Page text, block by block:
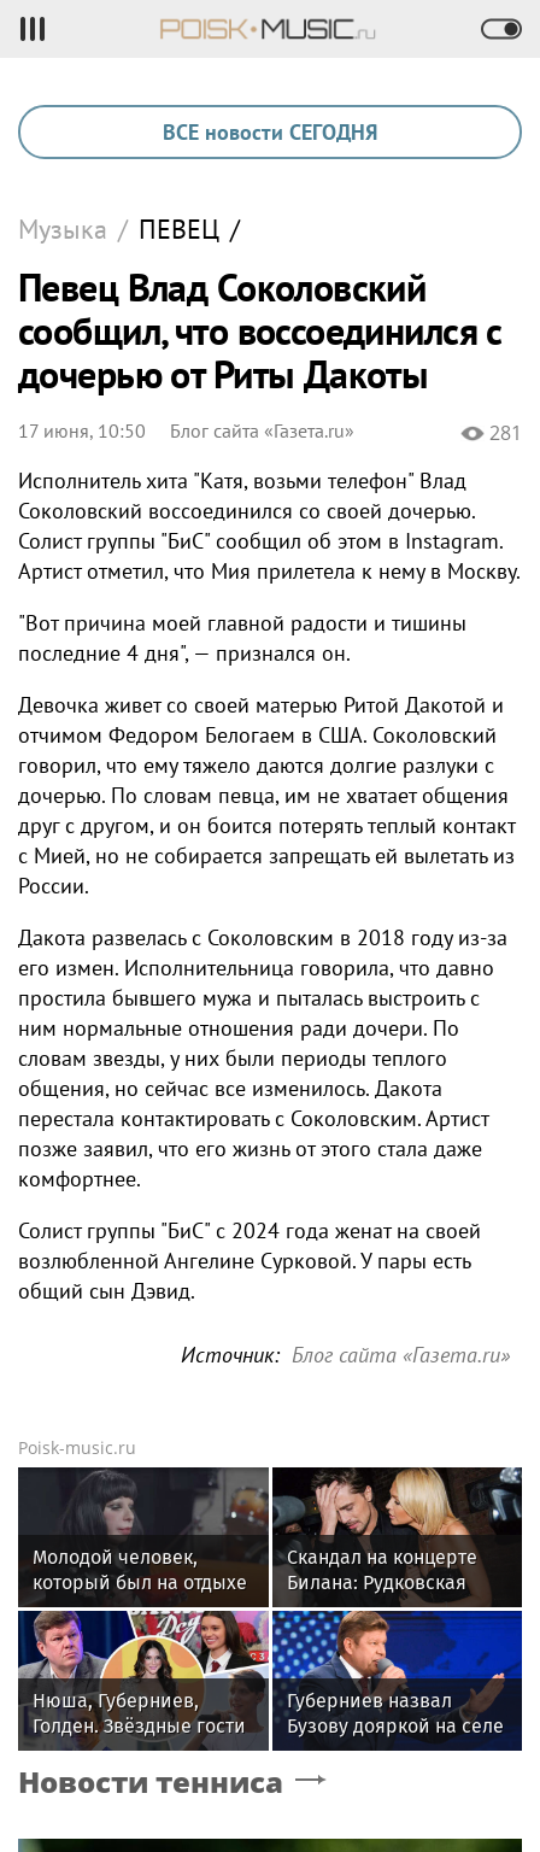
ВСЕ новости СЕГОДНЯ
Музыка / ПЕВЕЦ /
Певец Влад Соколовский
сообщил, что воссоединился с
дочерью от Риты Дакоты
17 июня, 10:50 Блог сайта «Газета.ru» 281
Исполнитель хита "Катя, возьми телефон" Влад
Соколовский воссоединился со своей дочерью.
Солист группы "БиС" сообщил об этом в Instagram.
Артист отметил, что Мия прилетела к нему в Москву.
"Вот причина моей главной радости и тишины
последние 4 дня", — признался он.
Девочка живет со своей матерью Ритой Дакотой и
отчимом Федором Белогаем в США. Соколовский
говорил, что ему тяжело даются долгие разлуки с
дочерью. По словам певца, им не хватает общения
друг с другом, и он боится потерять теплый контакт
с Мией, но не собирается запрещать ей вылетать из
России.
Дакота развелась с Соколовским в 2018 году из-за
его измен. Исполнительница говорила, что давно
простила бывшего мужа и пыталась выстроить с
ним нормальные отношения ради дочери. По
словам звезды, у них были периоды теплого
общения, но сейчас все изменилось. Дакота
перестала контактировать с Соколовским. Артист
позже заявил, что его жизнь от этого стала даже
комфортнее.
Солист группы "БиС" с 2024 года женат на своей
возлюбленной Ангелине Сурковой. У пары есть
общий сын Дэвид.
Источник: Блог сайта «Газета.ru»
Poisk-music.ru
Молодой человек,
который был на отдыхе
с Агузаровой, опроверг
роман с певицей
Скандал на концерте
Билана: Рудковская
прокомментировала и
в Сети "взорвались"
Нюша, Губерниев,
Голден. Звёздные гости
«Дня физкультурника»
в Москве
Губерниев назвал
Бузову дояркой на селе
Новости тенниса